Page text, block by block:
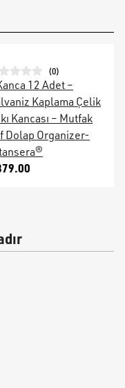
(0)
12 Adet –
Kaplama Çelik
Kancası – Mutfak
Dolap Organizer-